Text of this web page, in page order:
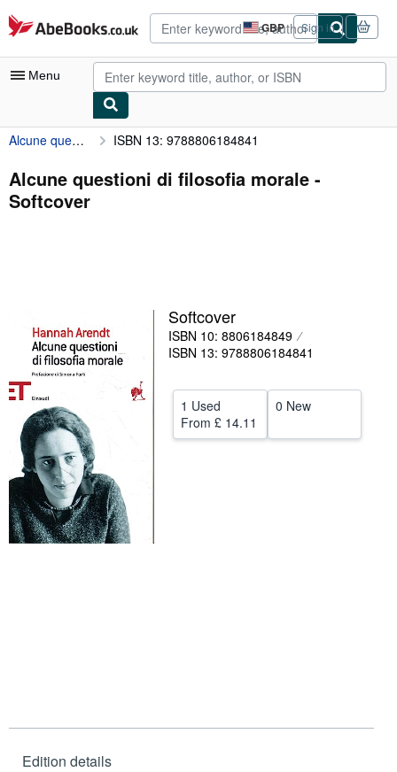
Skip to main content
AbeBooks.co.uk GBP
Site
shopping
preferences
Sign in
Menu
My Account
My Purchases
Advanced Search
Textbooks
Sellers
Start Selling
Help
Alcune questioni di filosofia morale ISBN 13: 9788806184841
Alcune questioni di filosofia morale -
Softcover
Softcover
ISBN 10: 8806184849
ISBN 13: 9788806184841
1 Used
From £ 14.11
0 New
Edition details